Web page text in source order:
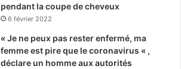
pendant la coupe de cheveux
6 février 2022
« Je ne peux pas rester enfermé, ma
femme est pire que le coronavirus « ,
déclare un homme aux autorités